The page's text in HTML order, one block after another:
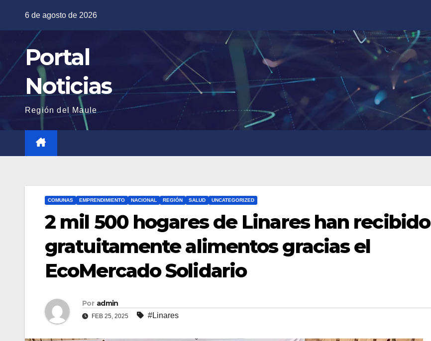
contenido
6 de agosto de 2026
Portal
Noticias
Región del Maule
COMUNAS EMPRENDIMIENTO NACIONAL REGIÓN SALUD UNCATEGORIZED
2 mil 500 hogares de Linares han recibido
gratuitamente alimentos gracias el
EcoMercado Solidario
Por admin
FEB 25, 2025 #Linares